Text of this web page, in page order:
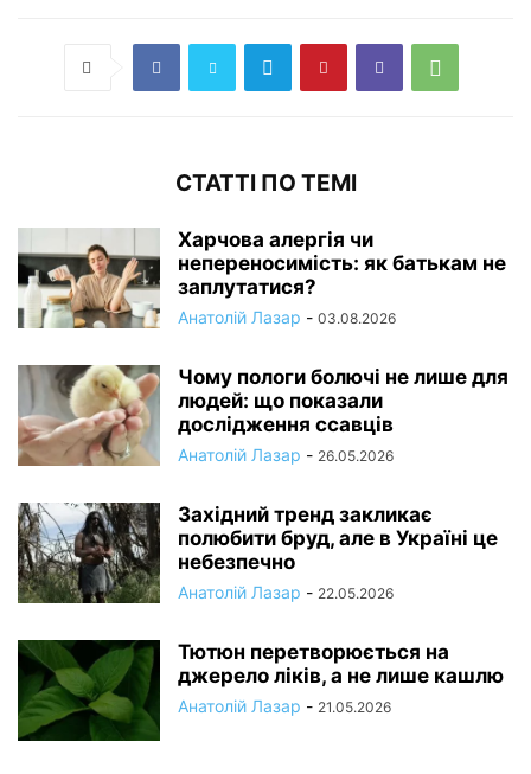
СТАТТІ ПО ТЕМІ
Харчова алергія чи
непереносимість: як батькам не
заплутатися?
Анатолій Лазар - 03.08.2026
Чому пологи болючі не лише для
людей: що показали
дослідження ссавців
Анатолій Лазар - 26.05.2026
Західний тренд закликає
полюбити бруд, але в Україні це
небезпечно
Анатолій Лазар - 22.05.2026
Тютюн перетворюється на
джерело ліків, а не лише кашлю
Анатолій Лазар - 21.05.2026